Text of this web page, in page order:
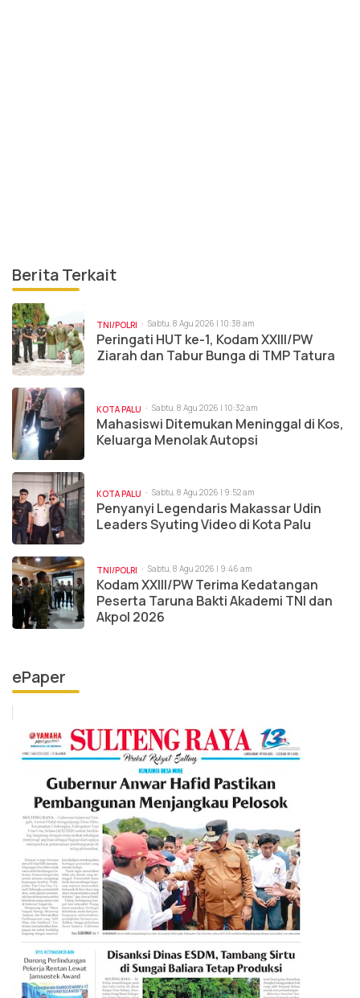
Berita Terkait
TNI/POLRI Sabtu, 8 Agu 2026 | 10:38 am
Peringati HUT ke-1, Kodam XXIII/PW
Ziarah dan Tabur Bunga di TMP Tatura
KOTA PALU Sabtu, 8 Agu 2026 | 10:32 am
Mahasiswi Ditemukan Meninggal di Kos,
Keluarga Menolak Autopsi
KOTA PALU Sabtu, 8 Agu 2026 | 9:52 am
Penyanyi Legendaris Makassar Udin
Leaders Syuting Video di Kota Palu
TNI/POLRI Sabtu, 8 Agu 2026 | 9:46 am
Kodam XXIII/PW Terima Kedatangan
Peserta Taruna Bakti Akademi TNI dan
Akpol 2026
ePaper